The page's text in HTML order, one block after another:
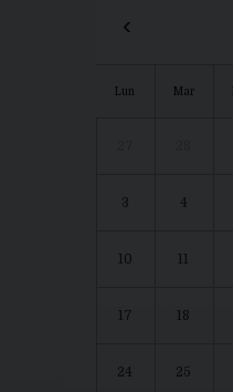
‹
Lun Mar
3 4
10 11
17 18
24 25